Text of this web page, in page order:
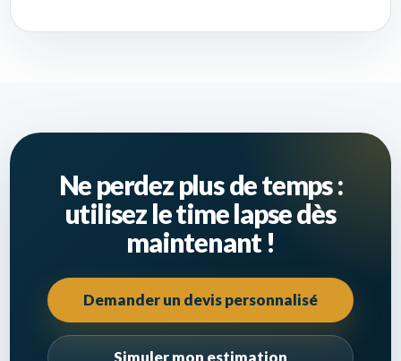
Ne perdez plus de temps :
utilisez le time lapse dès
maintenant !
Demander un devis personnalisé
Simuler mon estimation